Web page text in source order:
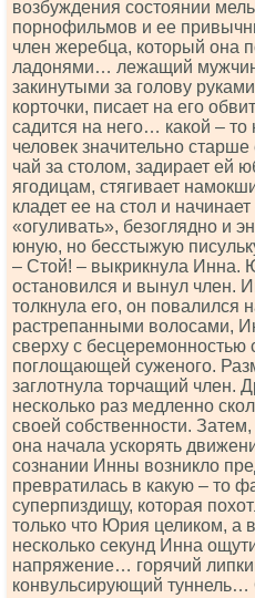
возбуждения состоянии
порнофильмов и ее
член жеребца, который она
ладонями… лежащий
закинутыми за голову
корточки, писает на его
садится на него… какой –
человек значительно
чай за столом, задирает ей
ягодицам, стягивает
кладет ее на стол и
«огуливать», безоглядно и
юную, но бесстыжую
– Стой! – выкрикнула Инна.
остановился и вынул член.
толкнула его, он повалился
растрепанными волосами,
сверху с бесцеремонностью
поглощающей суженого.
заглотнула торчащий член.
несколько раз медленно
своей собственности.
она начала ускорять
сознании Инны возникло
превратилась в какую – то
суперпиздищу, которая
только что Юрия целиком, а
несколько секунд Инна
напряжение… горячий
конвульсирующий туннель…